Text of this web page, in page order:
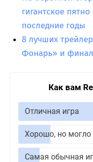
гигантское
последние годы
8 лучших
Фонарь» и
Как вам
Отличная игра
Хорошо, но
Самая обычная